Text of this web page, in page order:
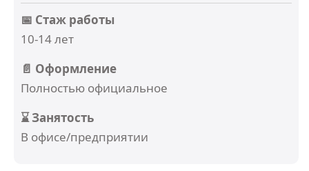
📅 Стаж работы
10-14 лет
📄 Оформление
Полностью официальное
⌛ Занятость
В офисе/предприятии